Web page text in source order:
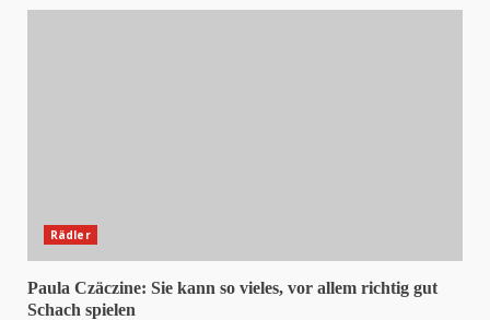
Rädler
Paula Czäczine: Sie kann so vieles, vor allem richtig gut
Schach spielen